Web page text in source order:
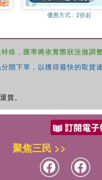
優惠方式：2折起
殊，匯率將依實際狀況做調整
下單，以獲得最快的取貨
貨。
聚焦三民 >>